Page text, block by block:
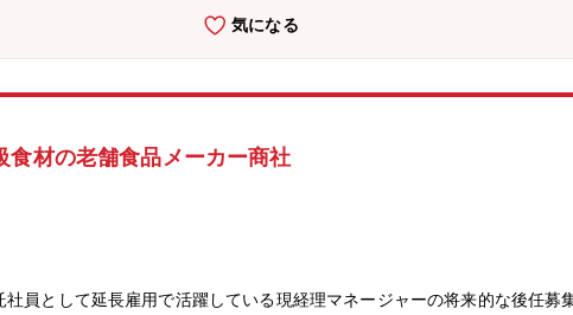
■解約率が非常に低く、長期的な顧客関係を構築できる事業モデルで、新
気になる
食材の老舗食品メーカー商社
社員として延長雇用で活躍している現経理マネージャーの将来的な後任募